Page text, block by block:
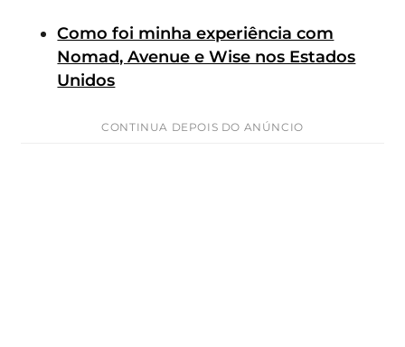
Como foi minha experiência com
Nomad, Avenue e Wise nos Estados
Unidos
CONTINUA DEPOIS DO ANÚNCIO